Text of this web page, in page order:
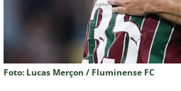
Foto: Lucas Merçon / Fluminense FC